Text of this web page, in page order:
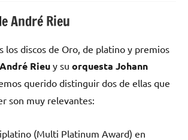
André Rieu
los discos de Oro, de platino y premios
André Rieu y su orquesta Johann
querido distinguir dos de ellas que
son muy relevantes:
(Multi Platinum Award) en